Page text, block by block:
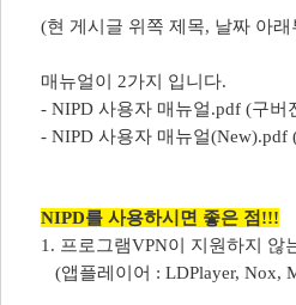
(현 게시글 위쪽 제목, 날짜 아
매뉴얼이 2가지 입니다.
- NIPD 사용자 매뉴얼.pdf (구버
- NIPD 사용자 매뉴얼(New).pdf
NIPD를 사용하시면 좋은 점!!!
1. 프로그램VPN이 지원하지 않
(앱플레이어 : LDPlayer, Nox,